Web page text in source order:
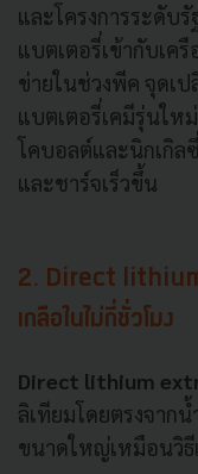
และโครงการระดับ
แบตเตอรี่เข้ากับเค
ข่ายในช่วงพีค จุดเ
แบตเตอรี่เคมีรุ่นให
โคบอลต์และนิกเกิล
และชาร์จเร็วขึ้น
2. Direct
เกลือในไม่กี่ชั่วโมง
Direct lithium
ลิเทียมโดยตรงจาก
ขนาดใหญ่เหมือนวิธี